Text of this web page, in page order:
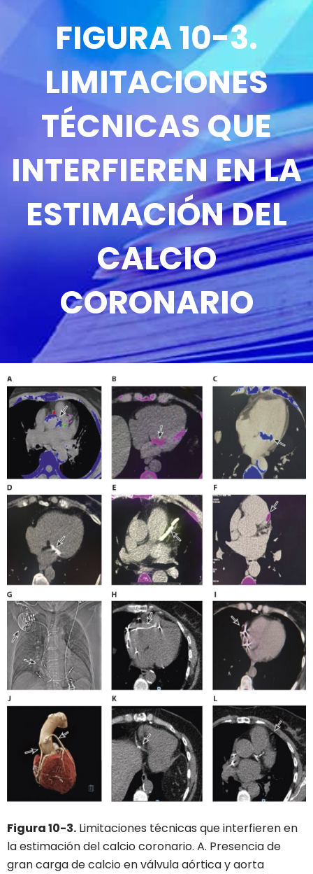
FIGURA 10-3.
LIMITACIONES
TÉCNICAS QUE
INTERFIEREN EN LA
ESTIMACIÓN DEL
CALCIO
CORONARIO
Figura 10-3. Limitaciones técnicas que interfieren en
la estimación del calcio coronario. A. Presencia de
gran carga de calcio en válvula aórtica y aorta